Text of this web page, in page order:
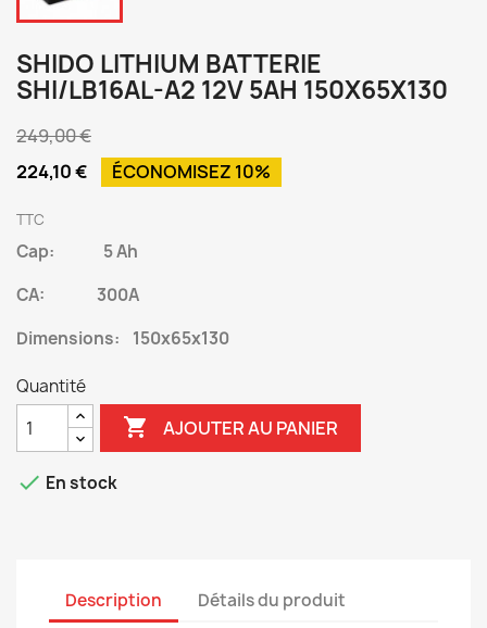
SHIDO LITHIUM BATTERIE
SHI/LB16AL-A2 12V 5AH 150X65X130
249,00 €
224,10 €
ÉCONOMISEZ 10%
TTC
Cap: 5 Ah
CA: 300A
Dimensions: 150x65x130
Quantité
 AJOUTER AU PANIER
 En stock
Description Détails du produit